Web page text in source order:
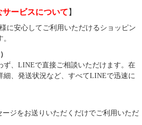
ービスについて 】
に安心してご利用いただけるショッピン
ず、LINEで直接ご相談いただけます。在
細、発送状況など、すべてLINEで迅速に
ジをお送りいただくだけでご利用いただ